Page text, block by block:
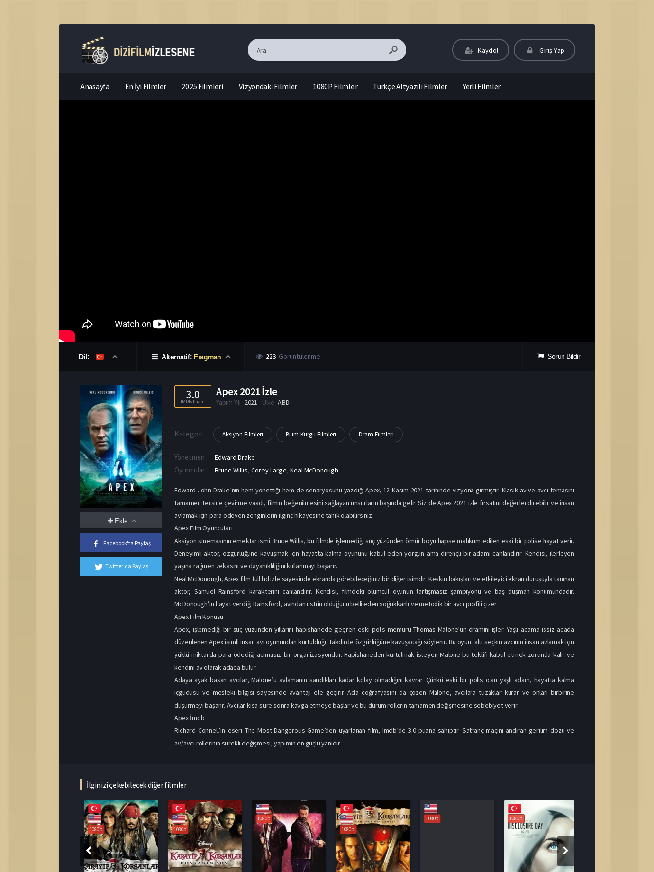
Kaydol Giriş Yap
Anasayfa En İyi Filmler 2025 Filmleri Vizyondaki Filmler 1080P Filmler Türkçe Altyazılı Filmler Yerli Filmler
Dil: Alternatif: Fragman 223 Görüntülenme Sorun Bildir
Ekle
Facebook'ta Paylaş
Twitter'da Paylaş
3.0
IMDB Puanı
Apex 2021 İzle
Yapım Yılı 2021 Ülke ABD
Kategori Aksiyon Filmleri Bilim Kurgu Filmleri Dram Filmleri
Yönetmen Edward Drake
Oyuncular Bruce Willis,Corey Large,Neal McDonough
Edward John Drake’nin hem yönettiği hem de senaryosunu yazdığı Apex, 12 Kasım 2021 tarihinde vizyona girmiştir. Klasik av ve avcı temasını
tamamen tersine çevirme vaadi, filmin beğenilmesini sağlayan unsurların başında gelir. Siz de Apex 2021 izle fırsatını değerlendirebilir ve insan
avlamak için para ödeyen zenginlerin ilginç hikayesine tanık olabilirsiniz.
Apex Film Oyuncuları
Aksiyon sinemasının emektar ismi Bruce Willis, bu filmde işlemediği suç yüzünden ömür boyu hapse mahkum edilen eski bir polise hayat verir.
Deneyimli aktör, özgürlüğüne kavuşmak için hayatta kalma oyununu kabul eden yorgun ama dirençli bir adamı canlandırır. Kendisi, ilerleyen
yaşına rağmen zekasını ve dayanıklılığını kullanmayı başarır.
Neal McDonough, Apex film full hd izle sayesinde ekranda görebileceğiniz bir diğer isimdir. Keskin bakışları ve etkileyici ekran duruşuyla tanınan
aktör, Samuel Rainsford karakterini canlandırır. Kendisi, filmdeki ölümcül oyunun tartışmasız şampiyonu ve baş düşman konumundadır.
McDonough’ın hayat verdiği Rainsford, avından üstün olduğunu belli eden soğukkanlı ve metodik bir avcı profili çizer.
Apex Film Konusu
Apex, işlemediği bir suç yüzünden yıllarını hapishanede geçiren eski polis memuru Thomas Malone’un dramını işler. Yaşlı adama ıssız adada
düzenlenen Apex isimli insan avı oyunundan kurtulduğu takdirde özgürlüğüne kavuşacağı söylenir. Bu oyun, altı seçkin avcının insan avlamak için
yüklü miktarda para ödediği acımasız bir organizasyondur. Hapishaneden kurtulmak isteyen Malone bu teklifi kabul etmek zorunda kalır ve
kendini av olarak adada bulur.
Adaya ayak basan avcılar, Malone’u avlamanın sandıkları kadar kolay olmadığını kavrar. Çünkü eski bir polis olan yaşlı adam, hayatta kalma
içgüdüsü ve mesleki bilgisi sayesinde avantajı ele geçirir. Ada coğrafyasını da çözen Malone, avcılara tuzaklar kurar ve onları birbirine
düşürmeyi başarır. Avcılar kısa süre sonra kavga etmeye başlar ve bu durum rollerin tamamen değişmesine sebebiyet verir.
Apex İmdb
Richard Connell’in eseri The Most Dangerous Game’den uyarlanan film, Imdb’de 3.0 puana sahiptir. Satranç maçını andıran gerilim dozu ve
av/avcı rollerinin sürekli değişmesi, yapımın en güçlü yanıdır.
İlginizi çekebilecek diğer filmler
1080p 1080p
1080p
1080p
1080p 1080p